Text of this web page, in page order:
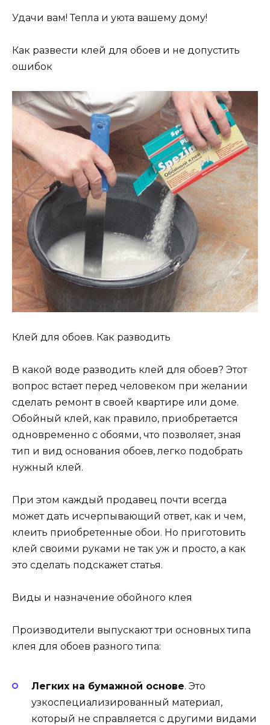
Удачи вам! Тепла и уюта вашему дому!
Как развести клей для обоев и не допустить
ошибок
Клей для обоев. Как разводить
В какой воде разводить клей для обоев? Этот
вопрос встает перед человеком при желании
сделать ремонт в своей квартире или доме.
Обойный клей, как правило, приобретается
одновременно с обоями, что позволяет, зная
тип и вид основания обоев, легко подобрать
нужный клей.
При этом каждый продавец почти всегда
может дать исчерпывающий ответ, как и чем,
клеить приобретенные обои. Но приготовить
клей своими руками не так уж и просто, а как
это сделать подскажет статья.
Виды и назначение обойного клея
Производители выпускают три основных типа
клея для обоев разного типа:
Легких на бумажной основе. Это
узкоспециализированный материал,
который не справляется с другими видами